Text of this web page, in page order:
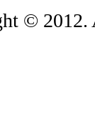
© 2012.